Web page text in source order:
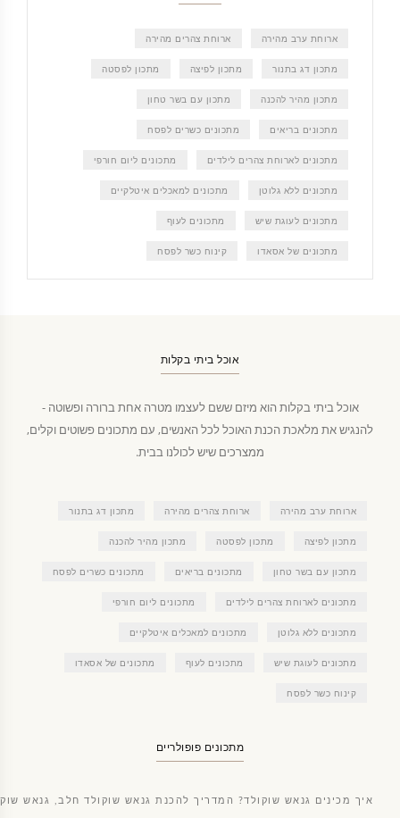
ארוחת ערב מהירה ארוחת צהרים מהירה
מתכון דג בתנור מתכון לפיצה מתכון לפסטה
מתכון מהיר להכנה מתכון עם בשר טחון
מתכונים בריאים מתכונים כשרים לפסח
מתכונים לארוחת צהרים לילדים מתכונים ליום חורפי
מתכונים ללא גלוטן מתכונים למאכלים איטלקיים
מתכונים לעוגת שיש מתכונים לעוף
מתכונים של אסאדו קינוח כשר לפסח
אוכל ביתי בקלות
אוכל ביתי בקלות הוא מיזם ששם לעצמו מטרה אחת ברורה ופשוטה -
להנגיש את מלאכת הכנת האוכל לכל האנשים, עם מתכונים פשוטים וקלים,
ממצרכים שיש לכולנו בבית.
ארוחת ערב מהירה ארוחת צהרים מהירה מתכון דג בתנור
מתכון לפיצה מתכון לפסטה מתכון מהיר להכנה
מתכון עם בשר טחון מתכונים בריאים מתכונים כשרים לפסח
מתכונים לארוחת צהרים לילדים מתכונים ליום חורפי
מתכונים ללא גלוטן מתכונים למאכלים איטלקיים
מתכונים לעוגת שיש מתכונים לעוף מתכונים של אסאדו
קינוח כשר לפסח
מתכונים פופולריים
איך מכינים גנאש שוקולד? המדריך להכנת גנאש שוקולד חלב, גנאש